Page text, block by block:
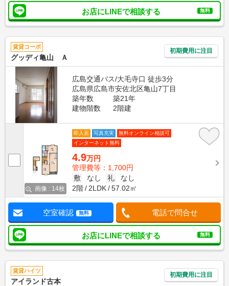
お店にLINEで相談する 無料
賃貸コーポ
グッディ亀山 Ａ
初期費用に注目
広島交通バス/大毛寺口 徒歩3分
広島県広島市安佐北区亀山7丁目
築年数
築21年
建物階数
2階建
画像 : 14枚
即入居 写真充実
無料オンライン相談可
インターネット無料
4.9万円
管理費等：1,700円
敷
なし 礼
なし
2階
2LDK 57.02㎡
空室確認 無料 電話で問合せ
お店にLINEで相談する 無料
賃貸ハイツ
アイランド古本
初期費用に注目